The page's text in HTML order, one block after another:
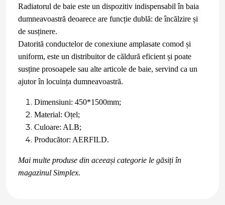
Radiatorul de baie este un dispozitiv indispensabil în baia
dumneavoastră deoarece are funcție dublă: de încălzire și
de susținere.
Datorită conductelor de conexiune amplasate comod și
uniform, este un distribuitor de căldură eficient și poate
susține prosoapele sau alte articole de baie, servind ca un
ajutor în locuința dumneavoastră.
Dimensiuni: 450*1500mm;
Material: Oțel;
Culoare: ALB;
Producător: AERFILD.
Mai multe produse din aceeași categorie le găsiți în
magazinul Simplex.